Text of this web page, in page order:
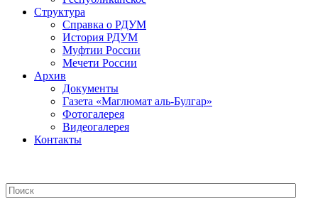
Структура
Справка о РДУМ
История РДУМ
Муфтии России
Мечети России
Архив
Документы
Газета «Маглюмат аль-Булгар»
Фотогалерея
Видеогалерея
Контакты